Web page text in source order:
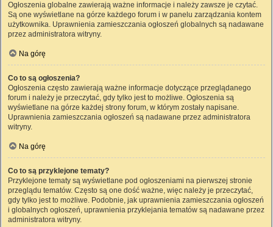
Ogłoszenia globalne zawierają ważne informacje i należy zawsze je czytać.
Są one wyświetlane na górze każdego forum i w panelu zarządzania kontem
użytkownika. Uprawnienia zamieszczania ogłoszeń globalnych są nadawane
przez administratora witryny.
Na górę
Co to są ogłoszenia?
Ogłoszenia często zawierają ważne informacje dotyczące przeglądanego
forum i należy je przeczytać, gdy tylko jest to możliwe. Ogłoszenia są
wyświetlane na górze każdej strony forum, w którym zostały napisane.
Uprawnienia zamieszczania ogłoszeń są nadawane przez administratora
witryny.
Na górę
Co to są przyklejone tematy?
Przyklejone tematy są wyświetlane pod ogłoszeniami na pierwszej stronie
przeglądu tematów. Często są one dość ważne, więc należy je przeczytać,
gdy tylko jest to możliwe. Podobnie, jak uprawnienia zamieszczania ogłoszeń
i globalnych ogłoszeń, uprawnienia przyklejania tematów są nadawane przez
administratora witryny.